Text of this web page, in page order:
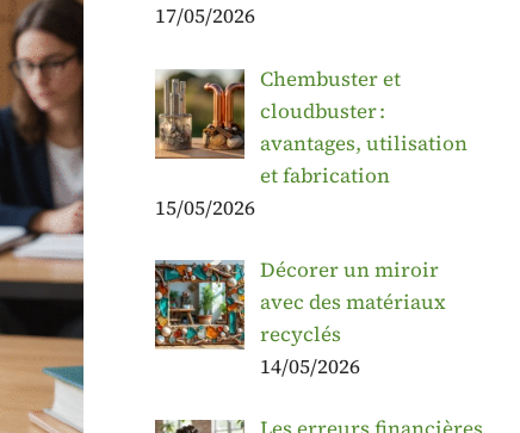
17/05/2026
Chembuster et
cloudbuster :
avantages, utilisation
et fabrication
15/05/2026
Décorer un miroir
avec des matériaux
recyclés
14/05/2026